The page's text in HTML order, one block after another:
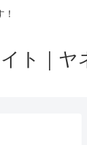
ト｜ヤ